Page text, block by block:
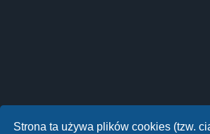
Strona ta używa plików cookies (tzw.